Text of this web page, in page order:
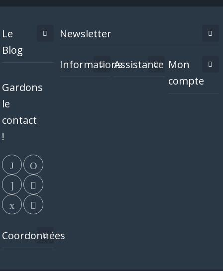
Le
Blog
Gardons
le
contact
!
Coordonnées
Newsletter
InformationsAssistance Mon
compte